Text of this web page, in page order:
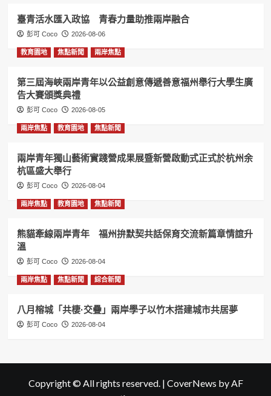
臺青活水匯入政協 青春力量助推兩岸融合
彭可 Coco 2026-08-06
教育園地 焦點新聞 兩岸焦點
第三屆海峽兩岸青年以公益創意傳遞善意福州舉行大學生廣
告大賽頒獎典禮
彭可 Coco 2026-08-05
兩岸焦點 教育園地 焦點新聞
兩岸青年獨山藝術實踐營成果展暨新營啟動式正式於杭州余
杭區盛大舉行
彭可 Coco 2026-08-04
兩岸焦點 教育園地 焦點新聞
熊貓牽線兩岸青年 福州拚默契共話保育交流新篇章情誼升
溫
彭可 Coco 2026-08-04
兩岸焦點 焦點新聞 綜合新聞
八月榕城「共棲·交疊」兩岸學子以竹木搭建城市共居夢
彭可 Coco 2026-08-04
Copyright © All rights reserved. | CoverNews by AF